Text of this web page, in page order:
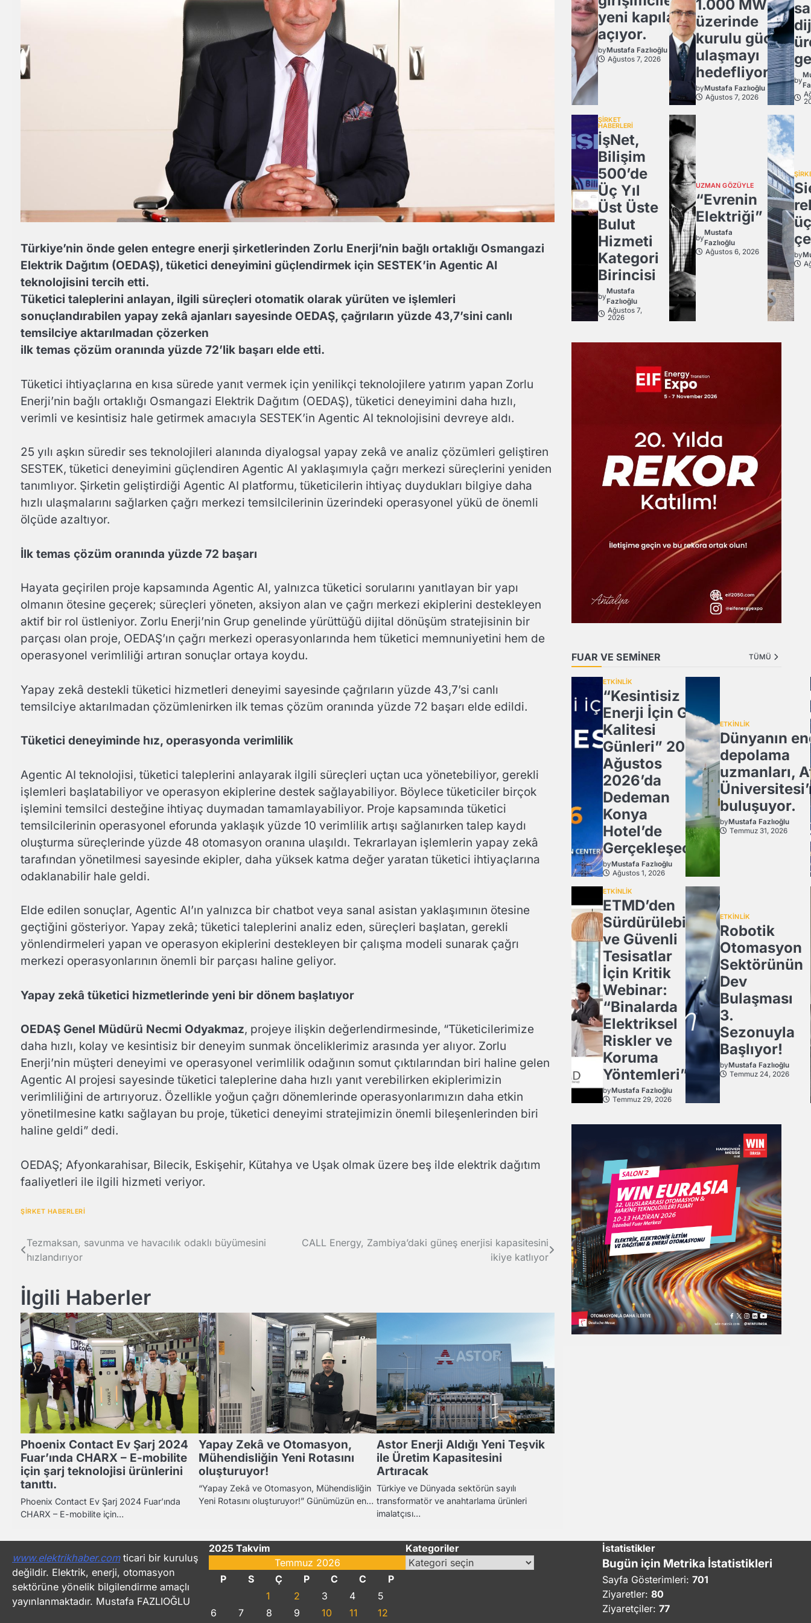
Türkiye’nin önde gelen entegre enerji şirketlerinden Zorlu Enerji’nin bağlı ortaklığı Osmangazi
Elektrik Dağıtım (OEDAŞ), tüketici deneyimini güçlendirmek için SESTEK’in Agentic AI
teknolojisini tercih etti.
Tüketici taleplerini anlayan, ilgili süreçleri otomatik olarak yürüten ve işlemleri
sonuçlandırabilen yapay zekâ ajanları sayesinde OEDAŞ, çağrıların yüzde 43,7’sini canlı
temsilciye aktarılmadan çözerken
ilk temas çözüm oranında yüzde 72’lik başarı elde etti.
Tüketici ihtiyaçlarına en kısa sürede yanıt vermek için yenilikçi teknolojilere yatırım yapan Zorlu
Enerji’nin bağlı ortaklığı Osmangazi Elektrik Dağıtım (OEDAŞ), tüketici deneyimini daha hızlı,
verimli ve kesintisiz hale getirmek amacıyla SESTEK’in Agentic AI teknolojisini devreye aldı.
25 yılı aşkın süredir ses teknolojileri alanında diyalogsal yapay zekâ ve analiz çözümleri geliştiren
SESTEK, tüketici deneyimini güçlendiren Agentic AI yaklaşımıyla çağrı merkezi süreçlerini yeniden
tanımlıyor. Şirketin geliştirdiği Agentic AI platformu, tüketicilerin ihtiyaç duydukları bilgiye daha
hızlı ulaşmalarını sağlarken çağrı merkezi temsilcilerinin üzerindeki operasyonel yükü de önemli
ölçüde azaltıyor.
İlk temas çözüm oranında yüzde 72 başarı
Hayata geçirilen proje kapsamında Agentic AI, yalnızca tüketici sorularını yanıtlayan bir yapı
olmanın ötesine geçerek; süreçleri yöneten, aksiyon alan ve çağrı merkezi ekiplerini destekleyen
aktif bir rol üstleniyor. Zorlu Enerji’nin Grup genelinde yürüttüğü dijital dönüşüm stratejisinin bir
parçası olan proje, OEDAŞ’ın çağrı merkezi operasyonlarında hem tüketici memnuniyetini hem de
operasyonel verimliliği artıran sonuçlar ortaya koydu.
Yapay zekâ destekli tüketici hizmetleri deneyimi sayesinde çağrıların yüzde 43,7’si canlı
temsilciye aktarılmadan çözümlenirken ilk temas çözüm oranında yüzde 72 başarı elde edildi.
Tüketici deneyiminde hız, operasyonda verimlilik
Agentic AI teknolojisi, tüketici taleplerini anlayarak ilgili süreçleri uçtan uca yönetebiliyor, gerekli
işlemleri başlatabiliyor ve operasyon ekiplerine destek sağlayabiliyor. Böylece tüketiciler birçok
işlemini temsilci desteğine ihtiyaç duymadan tamamlayabiliyor. Proje kapsamında tüketici
temsilcilerinin operasyonel eforunda yaklaşık yüzde 10 verimlilik artışı sağlanırken talep kaydı
oluşturma süreçlerinde yüzde 48 otomasyon oranına ulaşıldı. Tekrarlayan işlemlerin yapay zekâ
tarafından yönetilmesi sayesinde ekipler, daha yüksek katma değer yaratan tüketici ihtiyaçlarına
odaklanabilir hale geldi.
Elde edilen sonuçlar, Agentic AI’ın yalnızca bir chatbot veya sanal asistan yaklaşımının ötesine
geçtiğini gösteriyor. Yapay zekâ; tüketici taleplerini analiz eden, süreçleri başlatan, gerekli
yönlendirmeleri yapan ve operasyon ekiplerini destekleyen bir çalışma modeli sunarak çağrı
merkezi operasyonlarının önemli bir parçası haline geliyor.
Yapay zekâ tüketici hizmetlerinde yeni bir dönem başlatıyor
OEDAŞ Genel Müdürü Necmi Odyakmaz, projeye ilişkin değerlendirmesinde, “Tüketicilerimize
daha hızlı, kolay ve kesintisiz bir deneyim sunmak önceliklerimiz arasında yer alıyor. Zorlu
Enerji’nin müşteri deneyimi ve operasyonel verimlilik odağının somut çıktılarından biri haline gelen
Agentic AI projesi sayesinde tüketici taleplerine daha hızlı yanıt verebilirken ekiplerimizin
verimliliğini de artırıyoruz. Özellikle yoğun çağrı dönemlerinde operasyonlarımızın daha etkin
yönetilmesine katkı sağlayan bu proje, tüketici deneyimi stratejimizin önemli bileşenlerinden biri
haline geldi” dedi.
OEDAŞ; Afyonkarahisar, Bilecik, Eskişehir, Kütahya ve Uşak olmak üzere beş ilde elektrik dağıtım
faaliyetleri ile ilgili hizmeti veriyor.
ŞİRKET HABERLERİ
Yazı
gezinmesi
Tezmaksan, savunma ve havacılık odaklı büyümesini
hızlandırıyor
CALL Energy, Zambiya’daki güneş enerjisi kapasitesini
ikiye katlıyor
İlgili Haberler
Phoenix Contact Ev Şarj 2024
Fuar’ında CHARX – E-mobilite
için şarj teknolojisi ürünlerini
tanıttı.
Phoenix Contact Ev Şarj 2024 Fuar’ında
CHARX – E-mobilite için…
Yapay Zekâ ve Otomasyon,
Mühendisliğin Yeni Rotasını
oluşturuyor!
“Yapay Zekâ ve Otomasyon, Mühendisliğin
Yeni Rotasını oluşturuyor!” Günümüzün en…
Astor Enerji Aldığı Yeni Teşvik
ile Üretim Kapasitesini
Artıracak
Türkiye ve Dünyada sektörün sayılı
transformatör ve anahtarlama ürünleri
imalatçısı…
yeni kapılar
açıyor.
byMustafa Fazlıoğlu
Ağustos 7, 2026
1.000 MW
üzerinde
kurulu güce
ulaşmayı
hedefliyor
byMustafa Fazlıoğlu
Ağustos 7, 2026
by
ŞİRKET
HABERLERİ
İşNet,
Bilişim
500’de
Üç Yıl
Üst Üste
Bulut
Hizmeti
Kategori
Birincisi
by
Mustafa
Fazlıoğlu
Ağustos 7,
2026
UZMAN GÖZÜYLE
“Evrenin
Elektriği”
by
Mustafa
Fazlıoğlu
Ağustos 6, 2026
by
FUAR VE SEMİNER TÜMÜ
ETKİNLİK
“Kesintisiz
Enerji İçin Güç
Kalitesi
Günleri” 20
Ağustos
2026’da
Dedeman
Konya
Hotel’de
Gerçekleşecek
byMustafa Fazlıoğlu
Ağustos 1, 2026
ETKİNLİK
Dünyanın
depolama
uzmanları,
buluşuyor.
byMustafa Fazlıoğlu
Temmuz 31, 2026
ETKİNLİK
ETMD’den
Sürdürülebilir
ve Güvenli
Tesisatlar
İçin Kritik
Webinar:
“Binalarda
Elektriksel
Riskler ve
Koruma
Yöntemleri”
byMustafa Fazlıoğlu
Temmuz 29, 2026
ETKİNLİK
Robotik
Otomasyon
Sektörünün
Dev
Bulaşması
3.
Sezonuyla
Başlıyor!
byMustafa Fazlıoğlu
Temmuz 24, 2026
www.elektrikhaber.comticari bir kuruluş
değildir. Elektrik, enerji, otomasyon
sektörüne yönelik bilgilendirme amaçlı
yayınlanmaktadır. Mustafa FAZLIOĞLU
2025 Takvim
Temmuz 2026
P
S Ç P C C
P
1
2 3 4
5
6
7 8 9 10 11 12
Kategoriler
Kategoriler
İstatistikler
Bugün için Metrika İstatistikleri
Sayfa Gösterimleri: 701
Ziyaretler: 80
Ziyaretçiler: 77